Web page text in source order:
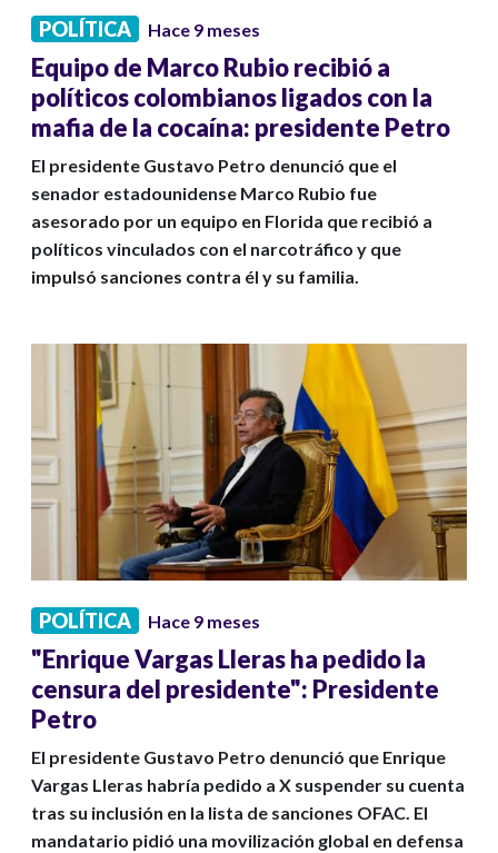
POLÍTICA Hace 9 meses
Equipo de Marco Rubio recibió a
políticos colombianos ligados con la
mafia de la cocaína: presidente Petro
El presidente Gustavo Petro denunció que el
senador estadounidense Marco Rubio fue
asesorado por un equipo en Florida que recibió a
políticos vinculados con el narcotráfico y que
impulsó sanciones contra él y su familia.
POLÍTICA Hace 9 meses
"Enrique Vargas Lleras ha pedido la
censura del presidente": Presidente
Petro
El presidente Gustavo Petro denunció que Enrique
Vargas Lleras habría pedido a X suspender su cuenta
tras su inclusión en la lista de sanciones OFAC. El
mandatario pidió una movilización global en defensa